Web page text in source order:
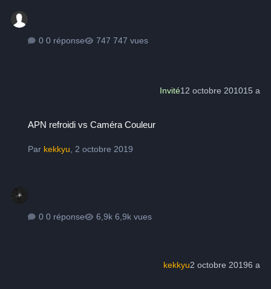
0 réponse 747 vues
Invité12 octobre 201015 a
APN refroidi vs Caméra Couleur
Par kekkyu,2 octobre 2019
0 réponse 6,9k vues
kekkyu2 octobre 20196 a